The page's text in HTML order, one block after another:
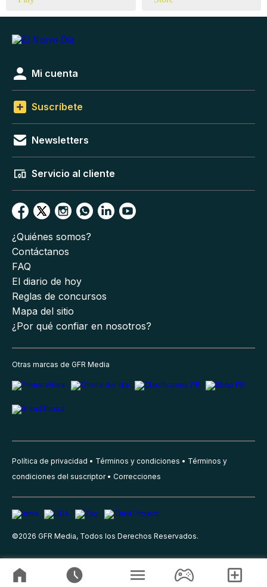
Mi cuenta
Suscríbete
Newsletters
Servicio al cliente
¿Quiénes somos?
Contáctanos
FAQ
El diario de hoy
Reglas de concursos
Mapa del sitio
¿Por qué confiar en nosotros?
Otras marcas de GFR Media
Política de privacidad Términos y condiciones
Términos y
condiciones del suscriptor
Correcciones
©2026 GFR Media, Todos los Derechos Reservados.